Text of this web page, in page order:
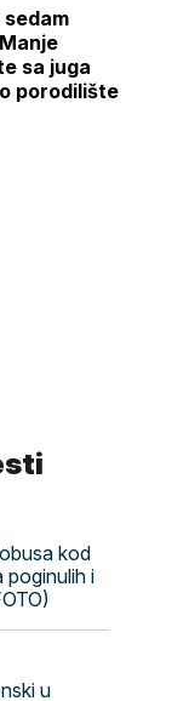
sedam
sa juga
porodilište
kod
poginulih i
u